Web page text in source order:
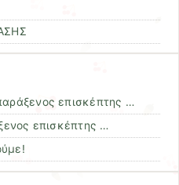
επισκέπτης …
επισκέπτης …